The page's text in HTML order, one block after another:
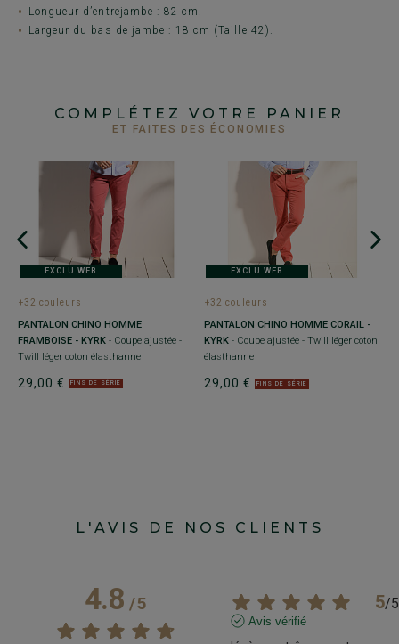
Longueur d’entrejambe : 82 cm.
Largeur du bas de jambe : 18 cm (Taille 42).
COMPLÉTEZ VOTRE PANIER
ET FAITES DES ÉCONOMIES
EXCLU WEB
+32 couleurs
PANTALON CHINO HOMME
FRAMBOISE - KYRK - Coupe ajustée -
Twill léger coton élasthanne
29,00 € FINS DE SÉRIE
EXCLU WEB
+32 couleurs
PANTALON CHINO HOMME CORAIL -
KYRK - Coupe ajustée - Twill léger coton
élasthanne
29,00 € FINS DE SÉRIE
L'AVIS DE NOS CLIENTS
4.8/5 5/5
Avis vérifié